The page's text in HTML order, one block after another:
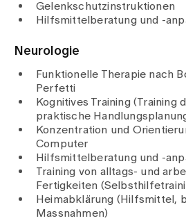
Gelenkschutzinstruktionen
Hilfsmittelberatung und -
Neurologie
Funktionelle Therapie nach
Perfetti
Kognitives Training (Training
praktische
Konzentration und
Computer
Hilfsmittelberatung und -
Training von alltags- und
Fertigkeiten
Heimabklärung (Hilfsmittel,
Massnahmen)